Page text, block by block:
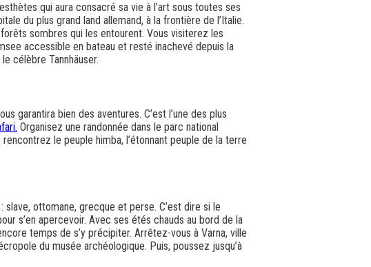
qui aura consacré sa vie à l’art sous toutes ses
du plus grand land allemand, à la frontière de l’Italie.
sombres qui les entourent. Vous visiterez les
accessible en bateau et resté inachevé depuis la
célèbre Tannhäuser.
garantira bien des aventures. C’est l’une des plus
Organisez une randonnée dans le parc national
le peuple himba, l’étonnant peuple de la terre
ottomane, grecque et perse. C’est dire si le
s’en apercevoir. Avec ses étés chauds au bord de la
temps de s’y précipiter. Arrêtez-vous à Varna, ville
du musée archéologique. Puis, poussez jusqu’à